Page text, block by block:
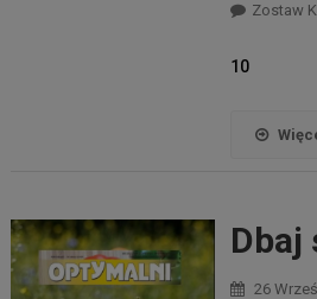
Zostaw
10
Dbaj
26